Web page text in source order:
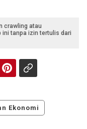
crawling atau
tanpa izin tertulis dari
Ekonomi